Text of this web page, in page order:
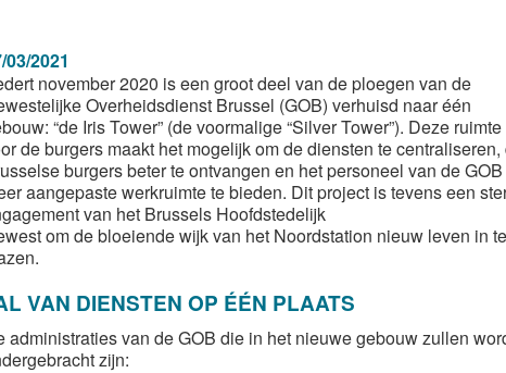
03/2021
november 2020 is een groot deel van de ploegen van de
Overheidsdienst Brussel (GOB) verhuisd naar één
“de Iris Tower” (de voormalige “Silver Tower”). Deze ruimte
de burgers maakt het mogelijk om de diensten te centraliseren,
burgers beter te ontvangen en het personeel van de
aangepaste werkruimte te bieden. Dit project is tevens een
van het Brussels Hoofdstedelijk
om de bloeiende wijk van het Noordstation nieuw leven in te
VAN DIENSTEN OP ÉÉN PLAATS
administraties van de GOB die in het nieuwe gebouw zullen
zijn: